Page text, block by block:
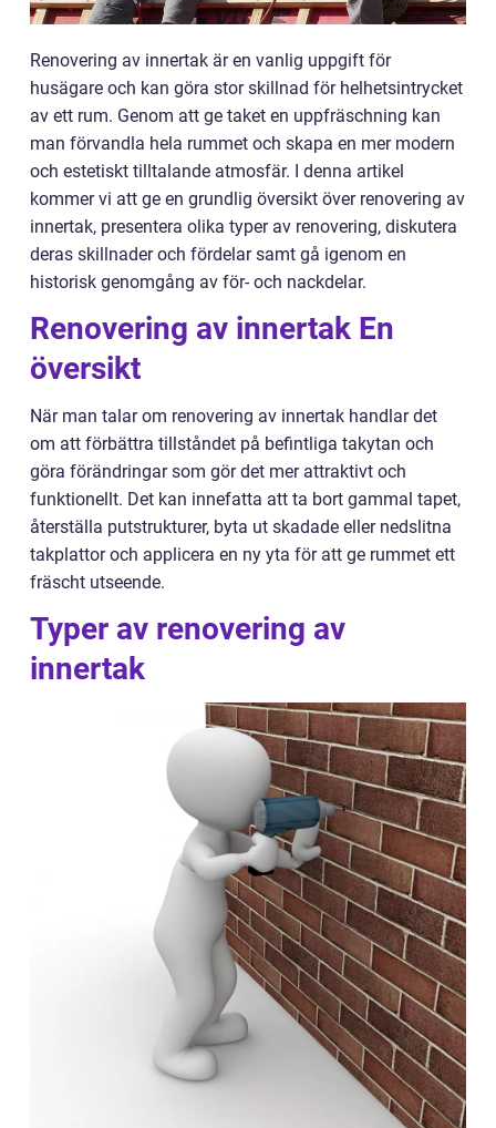
Renovering av innertak är en vanlig uppgift för
husägare och kan göra stor skillnad för helhetsintrycket
av ett rum. Genom att ge taket en uppfräschning kan
man förvandla hela rummet och skapa en mer modern
och estetiskt tilltalande atmosfär. I denna artikel
kommer vi att ge en grundlig översikt över renovering av
innertak, presentera olika typer av renovering, diskutera
deras skillnader och fördelar samt gå igenom en
historisk genomgång av för- och nackdelar.
Renovering av innertak En
översikt
När man talar om renovering av innertak handlar det
om att förbättra tillståndet på befintliga takytan och
göra förändringar som gör det mer attraktivt och
funktionellt. Det kan innefatta att ta bort gammal tapet,
återställa putstrukturer, byta ut skadade eller nedslitna
takplattor och applicera en ny yta för att ge rummet ett
fräscht utseende.
Typer av renovering av
innertak